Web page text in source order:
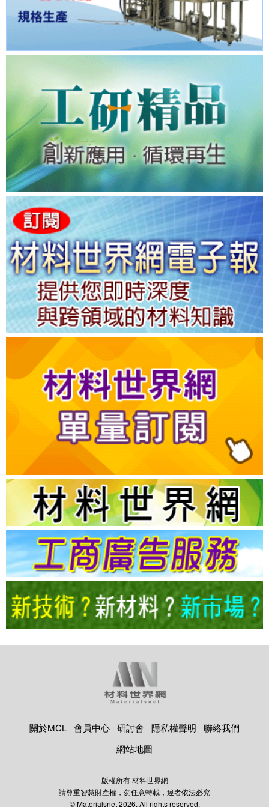
關於MCL 會員中心 研討會 隱私權聲明
聯絡我們
網站地圖
版權所有 材料世界網
請尊重智慧財產權，勿任意轉載，違者依法必究
© Materialsnet 2026. All rights reserved.